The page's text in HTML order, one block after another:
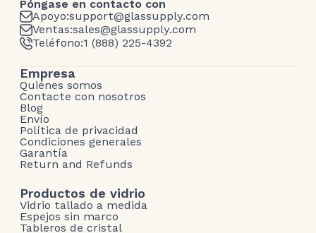
Póngase en contacto con
Apoyo:support@glassupply.com
Ventas:sales@glassupply.com
Teléfono:1 (888) 225-4392
Empresa
Quiénes somos
Contacte con nosotros
Blog
Envío
Política de privacidad
Condiciones generales
Garantía
Return and Refunds
Productos de vidrio
Vidrio tallado a medida
Espejos sin marco
Tableros de cristal